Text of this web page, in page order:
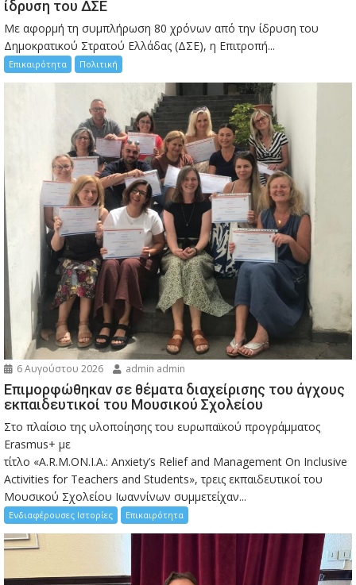
ίδρυση του ΔΣΕ
Με αφορμή τη συμπλήρωση 80 χρόνων από την ίδρυση του
Δημοκρατικού Στρατού Ελλάδας (ΔΣΕ), η Επιτροπή...
Επικαιρότητα Πολιτική
6 Αυγούστου 2026 admin admin
Eπιμορφώθηκαν σε θέματα διαχείρισης του άγχους
εκπαιδευτικοί του Μουσικού Σχολείου
Στο πλαίσιο της υλοποίησης του ευρωπαϊκού προγράμματος
Erasmus+ με
τίτλο «A.R.M.ON.I.A.: Anxiety’s Relief and Management On Inclusive
Activities for Teachers and Students», τρεις εκπαιδευτικοί του
Μουσικού Σχολείου Ιωαννίνων συμμετείχαν...
Ενδιαφέρουσες Ιστορίες Επικαιρότητα